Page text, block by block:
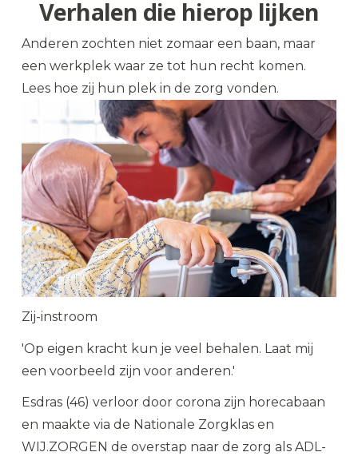
Verhalen die hierop lijken
Anderen zochten niet zomaar een baan, maar
een werkplek waar ze tot hun recht komen.
Lees hoe zij hun plek in de zorg vonden.
Zij-instroom
'Op eigen kracht kun je veel behalen. Laat mij
een voorbeeld zijn voor anderen.'
Esdras (46) verloor door corona zijn horecabaan
en maakte via de Nationale Zorgklas en
WIJ.ZORGEN de overstap naar de zorg als ADL-